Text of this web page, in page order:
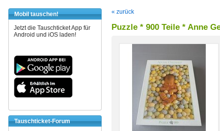
Mobil tauschen!
Jetzt die Tauschticket App für
Android und iOS laden!
Tauschticket-Forum
« zurück
Puzzle * 900 Teile * Anne